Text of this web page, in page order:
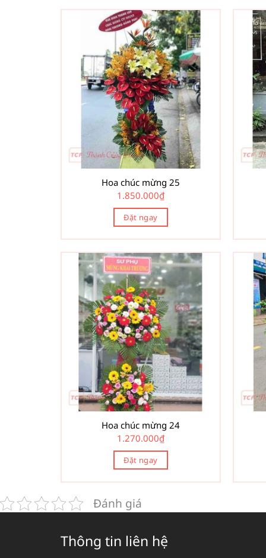
Hoa chúc mừng 25
1.850.000₫
Đặt ngay
Hoa chúc mừng 24
1.270.000₫
Đặt ngay
Đánh giá
Thông tin liên hệ